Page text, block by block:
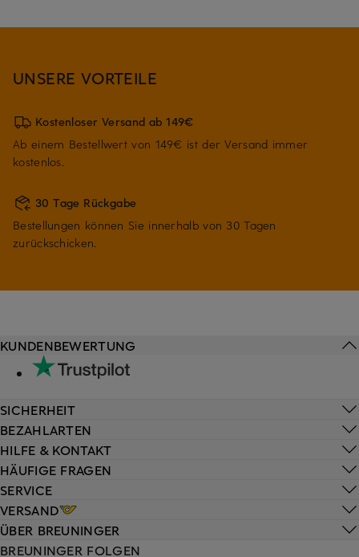
UNSERE VORTEILE
Kostenloser Versand ab 149€
Ab einem Bestellwert von 149€ ist der Versand immer
kostenlos.
30 Tage Rückgabe
Bestellungen können Sie innerhalb von 30 Tagen
zurückschicken.
HILFE & KONTAKT
HÄUFIGE FRAGEN
SERVICE
VERSAND
KUNDENBEWERTUNG
SICHERHEIT
BEZAHLARTEN
ÜBER BREUNINGER
BREUNINGER FOLGEN